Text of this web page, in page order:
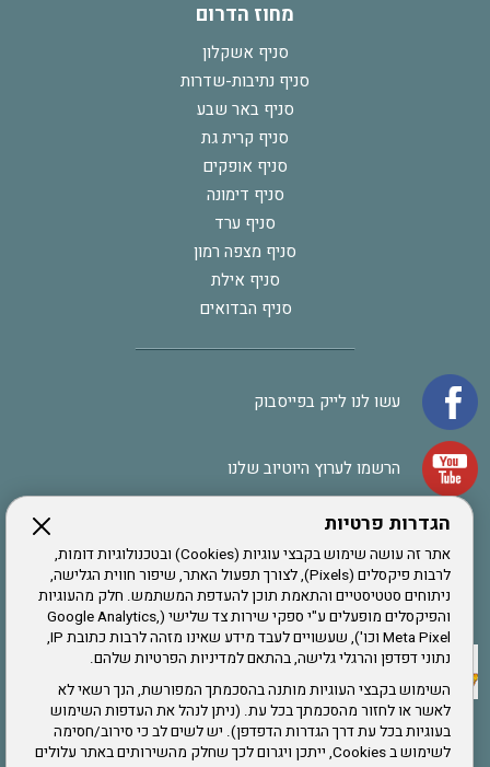
הגדרות פרטיות
אתר זה עושה שימוש בקבצי עוגיות (Cookies) ובטכנולוגיות דומות,
לרבות פיקסלים (Pixels), לצורך תפעול האתר, שיפור חווית הגלישה,
ניתוחים סטטיסטיים והתאמת תוכן להעדפת המשתמש. חלק מהעוגיות
והפיקסלים מופעלים ע"י ספקי שירות צד שלישי (Google Analytics,
Meta Pixel וכו'), שעשויים לעבד מידע שאינו מזהה לרבות כתובת IP,
נתוני דפדפן והרגלי גלישה, בהתאם למדיניות הפרטיות שלהם.
השימוש בקבצי העוגיות מותנה בהסכמתך המפורשת, הנך רשאי לא
לאשר או לחזור מהסכמתך בכל עת. (ניתן לנהל את העדפות השימוש
בעוגיות בכל עת דרך הגדרות הדפדפן). יש לשים לב כי סירוב/חסימה
לשימוש ב Cookies, ייתכן ויגרום לכך שחלק מהשירותים באתר עלולים
מחוז הדרום
סניף אשקלון
סניף נתיבות-שדרות
סניף באר שבע
סניף קרית גת
סניף אופקים
סניף דימונה
סניף ערד
סניף מצפה רמון
סניף אילת
סניף הבדואים
עשו לנו לייק בפייסבוק
הרשמו לערוץ היוטיוב שלנו
אתר צה"ל
תקנון האתר